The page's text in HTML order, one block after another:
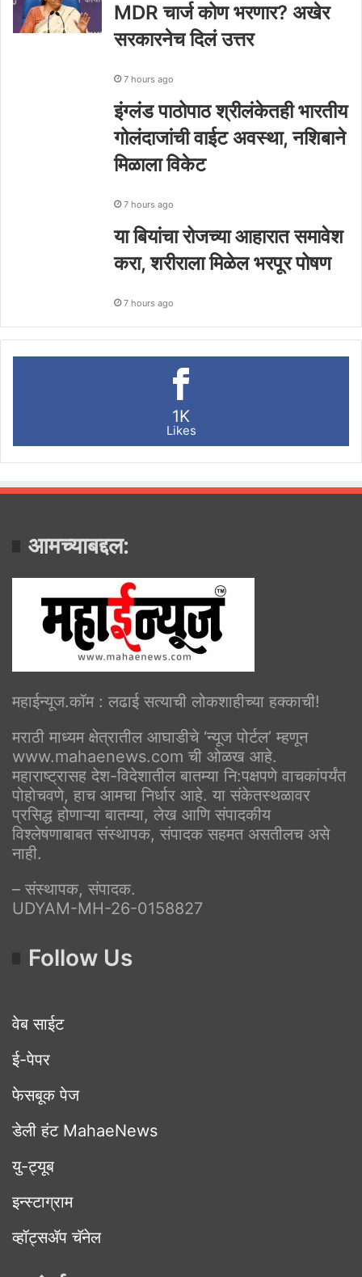
MDR चार्ज कोण भरणार? अखेर
सरकारनेच दिलं उत्तर
7 hours ago
इंग्लंड पाठोपाठ श्रीलंकेतही भारतीय
गोलंदाजांची वाईट अवस्था, नशिबाने
मिळाला विकेट
7 hours ago
या बियांचा रोजच्या आहारात समावेश
करा, शरीराला मिळेल भरपूर पोषण
7 hours ago
1K
Likes
आमच्याबद्दल:
महाईन्यूज.कॉम : लढाई सत्याची लोकशाहीच्या हक्काची!
मराठी माध्यम क्षेत्रातील आघाडीचे ‘न्यूज पोर्टल’ म्हणून
www.mahaenews.com ची ओळख आहे.
महाराष्ट्रासह देश-विदेशातील बातम्या नि:पक्षपणे वाचकांपर्यंत
पोहोचवणे, हाच आमचा निर्धार आहे. या संकेतस्थळावर
प्रसिद्ध होणाऱ्या बातम्या, लेख आणि संपादकीय
विश्लेषणाबाबत संस्थापक, संपादक सहमत असतीलच असे
नाही.
– संस्थापक, संपादक.
UDYAM-MH-26-0158827
Follow Us
वेब साईट
ई-पेपर
फेसबूक पेज
डेली हंट MahaeNews
यु-ट्यूब
इन्स्टाग्राम
व्हॉट्सॲप चॅनेल